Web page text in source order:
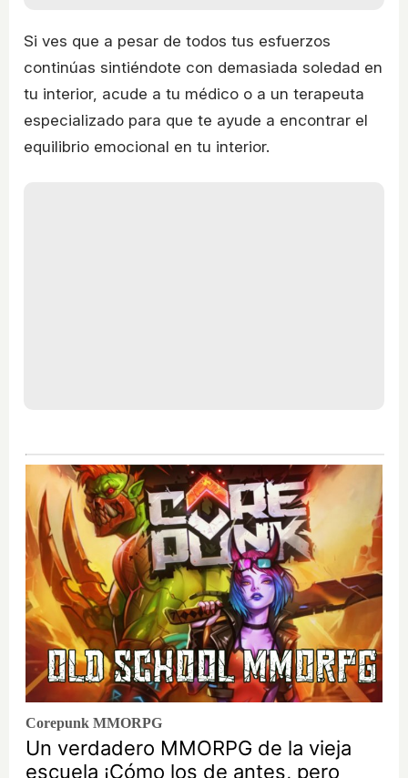
Si ves que a pesar de todos tus esfuerzos
continúas sintiéndote con demasiada soledad en
tu interior, acude a tu médico o a un terapeuta
especializado para que te ayude a encontrar el
equilibrio emocional en tu interior.
Corepunk MMORPG
Un verdadero MMORPG de la vieja
escuela ¡Cómo los de antes, pero